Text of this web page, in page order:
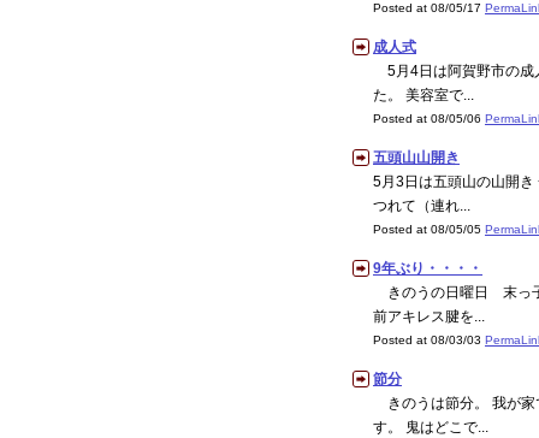
Posted at 08/05/17
成人式
5月4日は阿賀野市の成
た。 美容室で...
Posted at 08/05/06
五頭山山開き
5月3日は五頭山の山開
つれて（連れ...
Posted at 08/05/05
9年ぶり・・・・
きのうの日曜日 末っ
前アキレス腱を...
Posted at 08/03/03
節分
きのうは節分。 我が家
す。 鬼はどこで...